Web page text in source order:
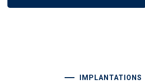
IMPLANTATIONS